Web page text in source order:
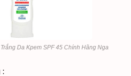
Da Kpem SPF 45 Chính Hãng Nga
: